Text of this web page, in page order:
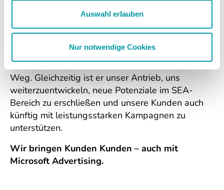
Auswahl erlauben
Nur notwendige Cookies
Auszeichnung & Ansporn zugleich 🚀
Der Microsoft Elite Partner Status 2026 ist für uns
ein starkes Signal: Wir sind auf dem richtigen
Weg. Gleichzeitig ist er unser Antrieb, uns
weiterzuentwickeln, neue Potenziale im SEA-
Bereich zu erschließen und unsere Kunden auch
künftig mit leistungsstarken Kampagnen zu
unterstützen.
Wir bringen Kunden Kunden – auch mit
Microsoft Advertising.